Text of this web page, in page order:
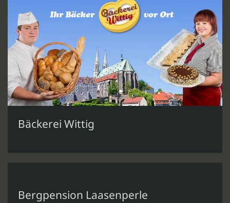
Bäckerei Wittig
Bergpension Laasenperle